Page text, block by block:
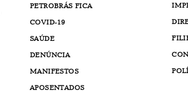
PETROBRÁS FICA
COVID-19
SAÚDE
DENÚNCIA
MANIFESTOS
APOSENTADOS